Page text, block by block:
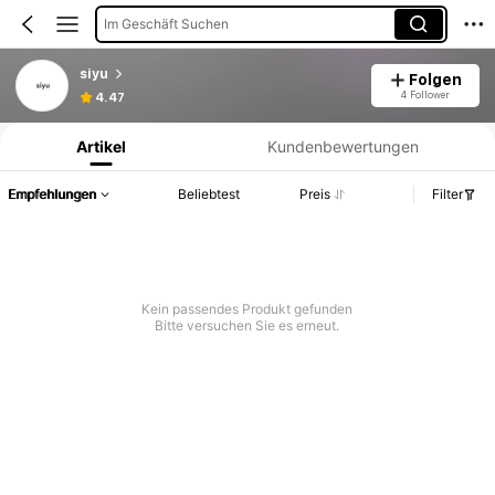
Im Geschäft Suchen
siyu
4.47
Folgen
4 Follower
Produktinformation: Preisangabe, Verkaufs- und Lagerbestandsdetails.
Artikel Kundenbewertungen
Empfehlungen Beliebtest Preis Filter
Kein passendes Produkt gefunden
Bitte versuchen Sie es erneut.